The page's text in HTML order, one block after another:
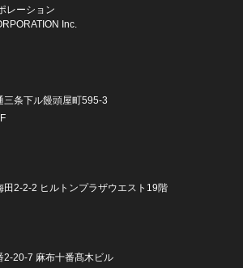
レーション
Inc.
三条下ル饅頭屋町595-3
田2-2-2 ヒルトンプラザウエスト19階
2-20-7 麻布十番髙木ビル